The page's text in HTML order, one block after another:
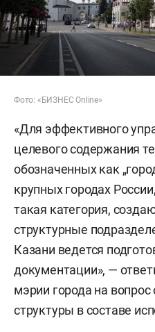
Фото: «БИЗНЕС Online»
«Для эффективного
целевого содержания
обозначенных как
крупных городах
такая категория,
структурные
Казани ведется
документации», —
мэрии города на вопрос
структуры в составе